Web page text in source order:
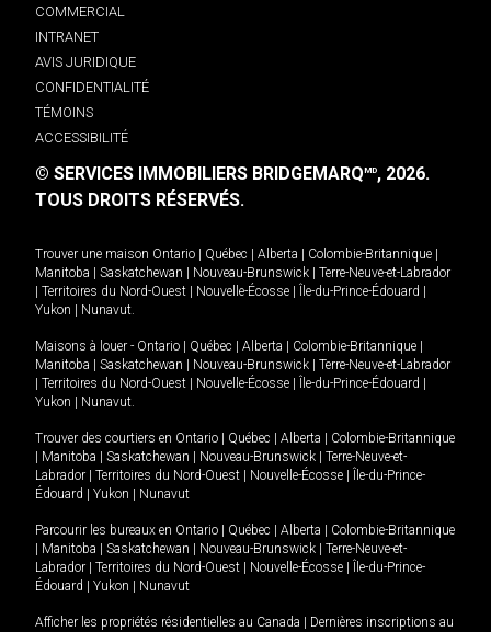
COMMERCIAL
INTRANET
AVIS JURIDIQUE
CONFIDENTIALITÉ
TÉMOINS
ACCESSIBILITÉ
© SERVICES IMMOBILIERS BRIDGEMARQMD, 2026.
TOUS DROITS RÉSERVÉS.
Trouver une maison Ontario Québec Alberta Colombie-Britannique
Manitoba
Saskatchewan Nouveau-Brunswick
Terre-Neuve-et-Labrador
Territoires du Nord-Ouest Nouvelle-Écosse Île-du-Prince-Édouard
Yukon
Nunavut.
Maisons à louer - Ontario Québec Alberta Colombie-Britannique
Manitoba
Saskatchewan Nouveau-Brunswick
Terre-Neuve-et-Labrador
Territoires du Nord-Ouest Nouvelle-Écosse Île-du-Prince-Édouard
Yukon
Nunavut.
Trouver des courtiers en Ontario Québec Alberta
Colombie-Britannique
Manitoba Saskatchewan Nouveau-Brunswick
Terre-Neuve-et-
Labrador
Territoires du Nord-Ouest Nouvelle-Écosse
Île-du-Prince-
Édouard
Yukon Nunavut
Parcourir les bureaux en Ontario Québec Alberta
Colombie-Britannique
Manitoba Saskatchewan Nouveau-Brunswick
Terre-Neuve-et-
Labrador
Territoires du Nord-Ouest Nouvelle-Écosse
Île-du-Prince-
Édouard
Yukon Nunavut
Afficher les propriétés résidentielles au Canada
Dernières inscriptions au